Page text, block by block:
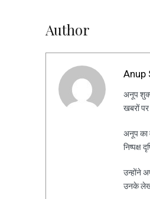
Author
Anup
अनूप
खबरों
अनूप का
निष्पक्ष
उन्होंने
उनके लेख